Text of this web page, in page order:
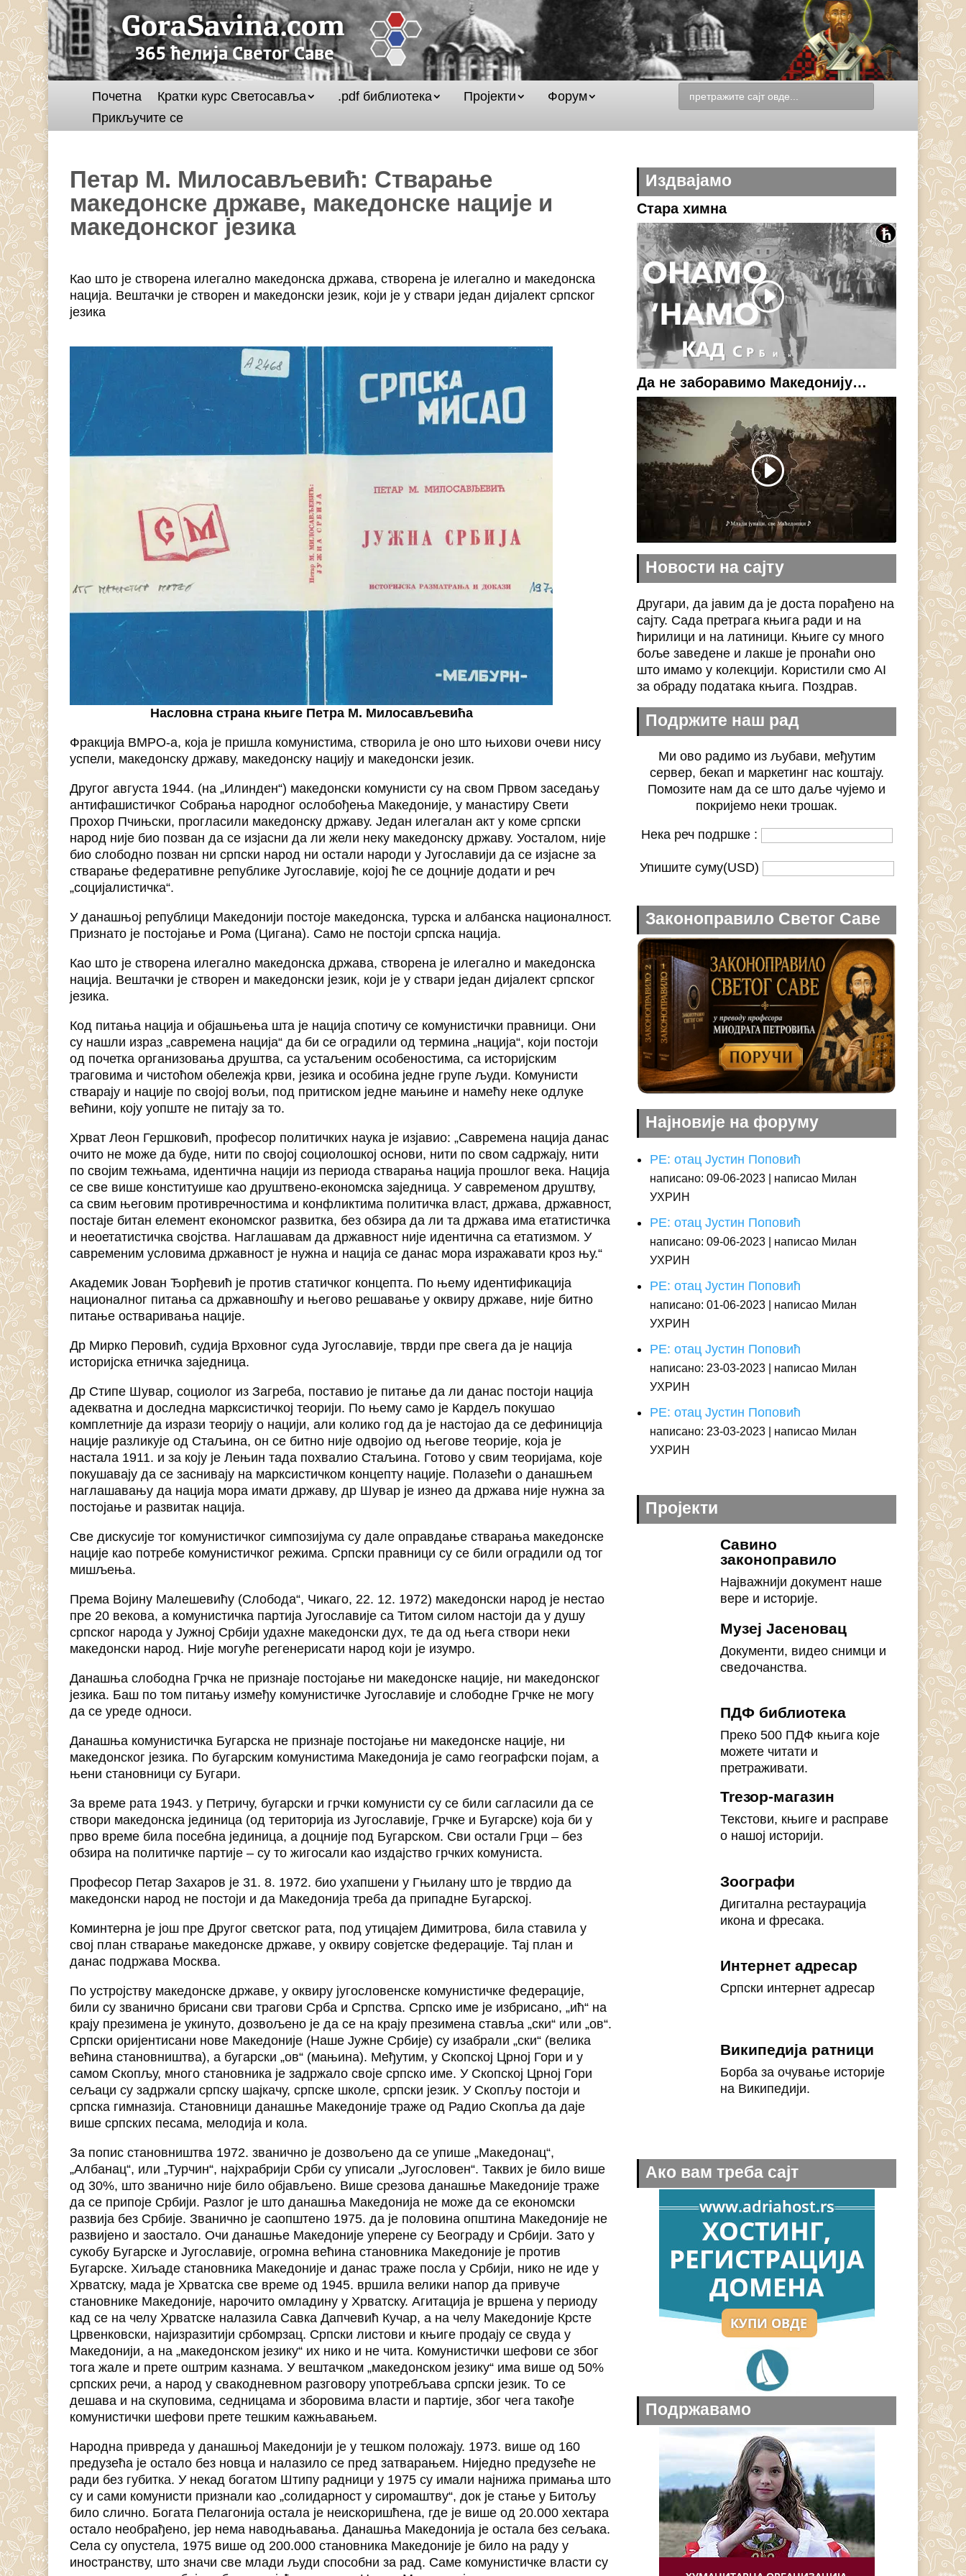
Почетна Кратки курс Светосавља .pdf библиотека Пројекти
Форум
Прикључите се
Петар М. Милосављевић: Стварање
македонске државе, македонске нације и
македонског језика
Као што је створена илегално македонска држава, створена је илегално и македонска
нација. Вештачки је створен и македонски језик, који је у ствари један дијалект српског
језика
Насловна страна књиге Петра М. Милосављевића
Фракција ВМРО-а, која је пришла комунистима, створила је оно што њихови очеви нису
успели, македонску државу, македонску нацију и македонски језик.
Другог августа 1944. (на „Илинден“) македонски комунисти су на свом Првом заседању
антифашистичког Собрања народног ослобођења Македоније, у манастиру Свети
Прохор Пчињски, прогласили македонску државу. Један илегалан акт у коме српски
народ није био позван да се изјасни да ли жели неку македонску државу. Уосталом, није
био слободно позван ни српски народ ни остали народи у Југославији да се изјасне за
стварање федеративне републике Југославије, којој ће се доцније додати и реч
„социјалистичка“.
У данашњој републици Македонији постоје македонска, турска и албанска националност.
Признато је постојање и Рома (Цигана). Само не постоји српска нација.
Као што је створена илегално македонска држава, створена је илегално и македонска
нација. Вештачки је створен и македонски језик, који је у ствари један дијалект српског
језика.
Код питања нација и објашњења шта је нација спотичу се комунистички правници. Они
су нашли израз „савремена нација“ да би се оградили од термина „нација“, који постоји
од почетка организовања друштва, са устаљеним особеностима, са историјским
траговима и чистоћом обележја крви, језика и особина једне групе људи. Комунисти
стварају и нације по својој вољи, под притиском једне мањине и намећу неке одлуке
већини, коју уопште не питају за то.
Хрват Леон Гершковић, професор политичких наука је изјавио: „Савремена нација данас
очито не може да буде, нити по својој социолошкој основи, нити по свом садржају, нити
по својим тежњама, идентична нацији из периода стварања нација прошлог века. Нација
се све више конституише као друштвено-економска заједница. У савременом друштву,
са свим његовим противречностима и конфликтима политичка власт, држава, државност,
постаје битан елемент економског развитка, без обзира да ли та држава има етатистичка
и неоетатистичка својства. Наглашавам да државност није идентична са етатизмом. У
савременим условима државност је нужна и нација се данас мора изражавати кроз њу.“
Академик Јован Ђорђевић је против статичког концепта. По њему идентификација
националног питања са државношћу и његово решавање у оквиру државе, није битно
питање остваривања нације.
Др Мирко Перовић, судија Врховног суда Југославије, тврди пре свега да је нација
историјска етничка заједница.
Др Стипе Шувар, социолог из Загреба, поставио је питање да ли данас постоји нација
адекватна и доследна марксистичкој теорији. По њему само је Кардељ покушао
комплетније да изрази теорију о нацији, али колико год да је настојао да се дефиниција
нације разликује од Стаљина, он се битно није одвојио од његове теорије, која је
настала 1911. и за коју је Лењин тада похвалио Стаљина. Готово у свим теоријама, које
покушавају да се заснивају на марксистичком концепту нације. Полазећи о данашњем
наглашавању да нација мора имати државу, др Шувар је изнео да држава није нужна за
постојање и развитак нација.
Све дискусије тог комунистичког симпозијума су дале оправдање стварања македонске
нације као потребе комунистичког режима. Српски правници су се били оградили од тог
мишљења.
Према Војину Малешевићу (Слобода“, Чикаго, 22. 12. 1972) македонски народ је нестао
пре 20 векова, а комунистичка партија Југославије са Титом силом настоји да у душу
српског народа у Јужној Србији удахне македонски дух, те да од њега створи неки
македонски народ. Није могуће регенерисати народ који је изумро.
Данашња слободна Грчка не признаје постојање ни македонске нације, ни македонског
језика. Баш по том питању између комунистичке Југославије и слободне Грчке не могу
да се уреде односи.
Данашња комунистичка Бугарска не признаје постојање ни македонске нације, ни
македонског језика. По бугарским комунистима Македонија је само географски појам, а
њени становници су Бугари.
За време рата 1943. у Петричу, бугарски и грчки комунисти су се били сагласили да се
створи македонска јединица (од територија из Југославије, Грчке и Бугарске) која би у
прво време била посебна јединица, а доцније под Бугарском. Сви остали Грци – без
обзира на политичке партије – су то жигосали као издајство грчких комуниста.
Професор Петар Захаров је 31. 8. 1972. био ухапшени у Гњилану што је тврдио да
македонски народ не постоји и да Македонија треба да припадне Бугарској.
Коминтерна је још пре Другог светског рата, под утицајем Димитрова, била ставила у
свој план стварање македонске државе, у оквиру совјетске федерације. Тај план и
данас подржава Москва.
По устројству македонске државе, у оквиру југословенске комунистичке федерације,
били су званично брисани сви трагови Срба и Српства. Српско име је избрисано, „ић“ на
крају презимена је укинуто, дозвољено је да се на крају презимена ставља „ски“ или „ов“.
Српски оријентисани нове Македоније (Наше Јужне Србије) су изабрали „ски“ (велика
већина становништва), а бугарски „ов“ (мањина). Међутим, у Скопској Црној Гори и у
самом Скопљу, много становника је задржало своје српско име. У Скопској Црној Гори
сељаци су задржали српску шајкачу, српске школе, српски језик. У Скопљу постоји и
српска гимназија. Становници данашње Македоније траже од Радио Скопља да даје
више српских песама, мелодија и кола.
За попис становништва 1972. званично је дозвољено да се упише „Македонац“,
„Албанац“, или „Турчин“, најхрабрији Срби су уписали „Југословен“. Таквих је било више
од 30%, што званично није било објављено. Више срезова данашње Македоније траже
да се припоје Србији. Разлог је што данашња Македонија не може да се економски
развија без Србије. Званично је саопштено 1975. да је половина општина Македоније не
развијено и заостало. Очи данашње Македоније уперене су Београду и Србији. Зато у
сукобу Бугарске и Југославије, огромна већина становника Македоније је против
Бугарске. Хиљаде становника Македоније и данас траже посла у Србији, нико не иде у
Хрватску, мада је Хрватска све време од 1945. вршила велики напор да привуче
становнике Македоније, нарочито омладину у Хрватску. Агитација је вршена у периоду
кад се на челу Хрватске налазила Савка Дапчевић Кучар, а на челу Македоније Крсте
Црвенковски, најизразитији србомрзац. Српски листови и књиге продају се свуда у
Македонији, а на „македонском језику“ их нико и не чита. Комунистички шефови се због
тога жале и прете оштрим казнама. У вештачком „македонском језику“ има више од 50%
српских речи, а народ у свакодневном разговору употребљава српски језик. То се
дешава и на скуповима, седницама и зборовима власти и партије, због чега такође
комунистички шефови прете тешким кажњавањем.
Народна привреда у данашњој Македонији је у тешком положају. 1973. више од 160
предузећа је остало без новца и налазило се пред затварањем. Ниједно предузеће не
ради без губитка. У некад богатом Штипу радници у 1975 су имали најнижа примања што
су и сами комунисти признали као „солидарност у сиромаштву“, док је стање у Битољу
било слично. Богата Пелагонија остала је неискоришћена, где је више од 20.000 хектара
остало необрађено, јер нема наводњавања. Данашња Македонија је остала без сељака.
Села су опустела, 1975 више од 200.000 становника Македоније је било на раду у
иностранству, што значи све млади људи способни за рад. Саме комунистичке власти су
Издвајамо
Стара химна
Да не заборавимо Македонију…
Новости на сајту
Другари, да јавим да је доста порађено на
сајту. Сада претрага књига ради и на
ћирилици и на латиници. Књиге су много
боље заведене и лакше је пронаћи оно
што имамо у колекцији. Користили смо AI
за обраду података књига. Поздрав.
Подржите наш рад
Ми ово радимо из љубави, међутим
сервер, бекап и маркетинг нас коштају.
Помозите нам да се што даље чујемо и
покријемо неки трошак.
Нека реч подршке :
Упишите суму(USD)
Законоправило Светог Саве
Најновије на форуму
РЕ: отац Јустин Поповић
написано: 09-06-2023
написао Милан
УХРИН
РЕ: отац Јустин Поповић
написано: 09-06-2023
написао Милан
УХРИН
РЕ: отац Јустин Поповић
написано: 01-06-2023
написао Милан
УХРИН
РЕ: отац Јустин Поповић
написано: 23-03-2023
написао Милан
УХРИН
РЕ: отац Јустин Поповић
написано: 23-03-2023
написао Милан
УХРИН
Пројекти
Савино
законоправило
Најважнији документ наше
вере и историје.
Музеј Јасеновац
Документи, видео снимци и
сведочанства.
ПДФ библиотека
Преко 500 ПДФ књига које
можете читати и
претраживати.
Treзор-магазин
Текстови, књиге и расправе
о нашој историји.
Зоографи
Дигитална рестаурација
икона и фресака.
Интернет адресар
Српски интернет адресар
Википедија ратници
Борба за очување историје
на Википедији.
Ако вам треба сајт
Подржавамо